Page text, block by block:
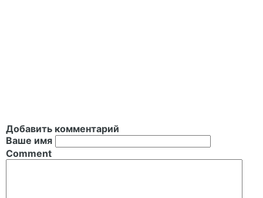
Добавить комментарий
Ваше имя
Comment